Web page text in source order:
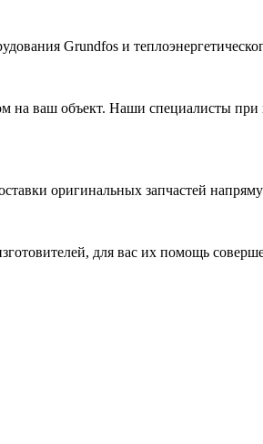
Grundfos и
на ваш объект. Наши специалисты
оригинальных запчастей
для вас их помощь